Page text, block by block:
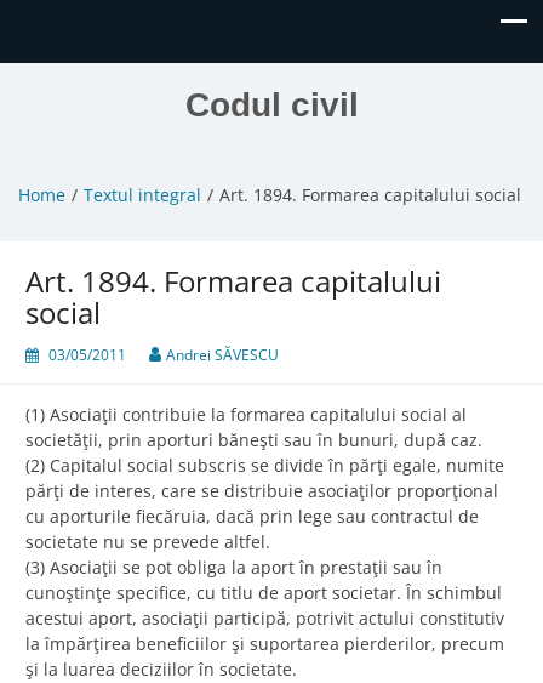
Codul civil
Home Textul integral Art. 1894. Formarea capitalului social
Art. 1894. Formarea capitalului
social
03/05/2011 Andrei SĂVESCU
(1) Asociaţii contribuie la formarea capitalului social al
societăţii, prin aporturi băneşti sau în bunuri, după caz.
(2) Capitalul social subscris se divide în părţi egale, numite
părţi de interes, care se distribuie asociaţilor proporţional
cu aporturile fiecăruia, dacă prin lege sau contractul de
societate nu se prevede altfel.
(3) Asociaţii se pot obliga la aport în prestaţii sau în
cunoştinţe specifice, cu titlu de aport societar. În schimbul
acestui aport, asociaţii participă, potrivit actului constitutiv
la împărţirea beneficiilor şi suportarea pierderilor, precum
şi la luarea deciziilor în societate.